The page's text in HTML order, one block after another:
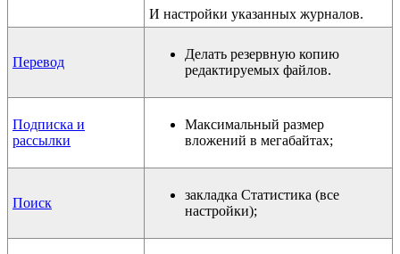
И настройки указанных журналов.
Перевод
Делать резервную копию
редактируемых файлов.
Подписка и
рассылки
Максимальный размер
вложений в мегабайтах;
Поиск
закладка Статистика (все
настройки);